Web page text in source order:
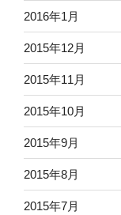
2016年1月
2015年12月
2015年11月
2015年10月
2015年9月
2015年8月
2015年7月